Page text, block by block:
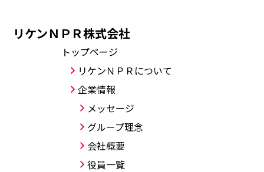
リケンＮＰＲ株式会社
トップページ
リケンＮＰＲについて
企業情報
メッセージ
グループ理念
会社概要
役員一覧